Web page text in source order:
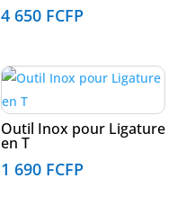
4 650 FCFP
Outil Inox pour Ligature
en T
1 690 FCFP